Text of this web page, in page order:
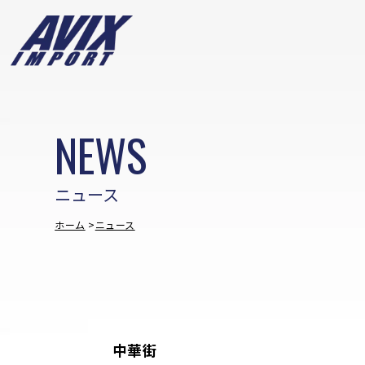
ニュース
NEWS
ホーム ニュース
中華街